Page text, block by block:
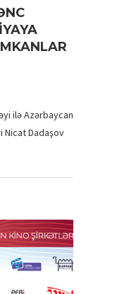
ilə Azərbaycan
Nicat Dadaşov